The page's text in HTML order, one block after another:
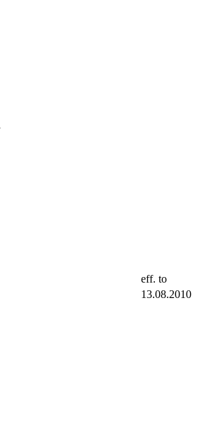
eff. to
13.08.2010